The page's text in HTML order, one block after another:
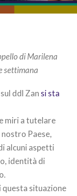
di Marilena
settimana
ddl Zan si sta
miri a tutelare
Paese,
alcuni aspetti
identità di
questa situazione